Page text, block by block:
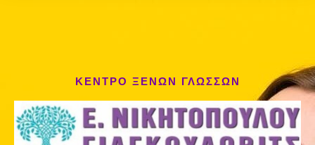
ΚΕΝΤΡΟ ΞΕΝΩΝ ΓΛΩΣΣΩΝ